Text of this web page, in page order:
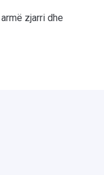
zjarri dhe